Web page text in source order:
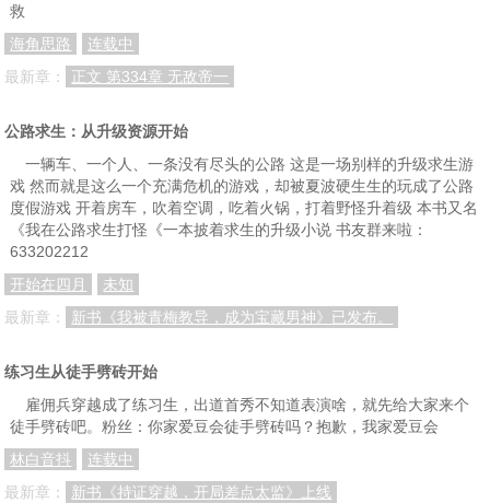
救
海角思路
连载中
最新章：
正文 第334章 无敌帝一
公路求生：从升级资源开始
一辆车、一个人、一条没有尽头的公路 这是一场别样的升级求生游
戏 然而就是这么一个充满危机的游戏，却被夏波硬生生的玩成了公路
度假游戏 开着房车，吹着空调，吃着火锅，打着野怪升着级 本书又名
《我在公路求生打怪《一本披着求生的升级小说 书友群来啦：
633202212
开始在四月
未知
最新章：
新书《我被青梅教导，成为宝藏男神》已发布。
练习生从徒手劈砖开始
雇佣兵穿越成了练习生，出道首秀不知道表演啥，就先给大家来个
徒手劈砖吧。粉丝：你家爱豆会徒手劈砖吗？抱歉，我家爱豆会
林白音抖
连载中
最新章：
新书《持证穿越，开局差点太监》上线